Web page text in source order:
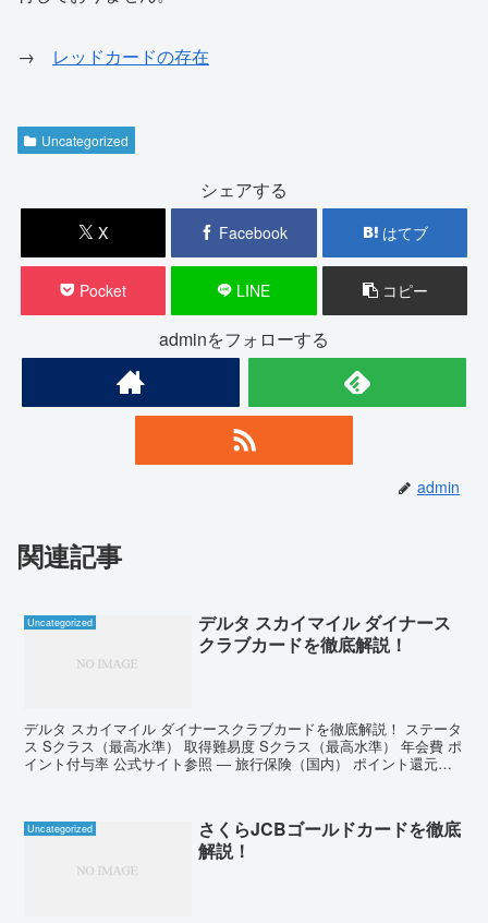
→ レッドカードの存在
Uncategorized
シェアする
X Facebook はてブ
Pocket LINE コピー
adminをフォローする
admin
関連記事
Uncategorized
デルタ スカイマイル ダイナース
クラブカードを徹底解説！
デルタ スカイマイル ダイナースクラブカードを徹底解説！ ステータ
ス Sクラス（最高水準） 取得難易度 Sクラス（最高水準） 年会費 ポ
イント付与率 公式サイト参照 ― 旅行保険（国内） ポイント還元率
Uncategorized
さくらJCBゴールドカードを徹底
解説！